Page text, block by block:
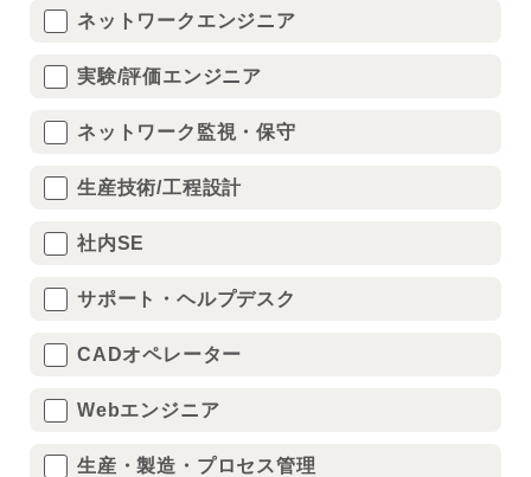
ネットワークエンジニア
実験/評価エンジニア
ネットワーク監視・保守
生産技術/工程設計
社内SE
サポート・ヘルプデスク
CADオペレーター
Webエンジニア
生産・製造・プロセス管理